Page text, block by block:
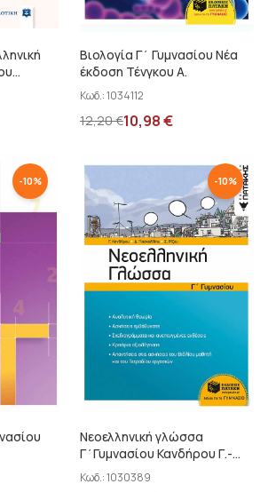
- Σαββάλας Κ. Σπύρος
Γεώργιος
Σ.- Μπαρμπαρή-Σαλαμαστράκη Μ.
Κ.
Βιολογία Γ΄ Γυμνασίου Νέα
έκδοση Τένγκου Α.
Κωδ.:1034112
12,20€10,98€
-10% -10%
Νεοελληνική γλώσσα
Γ΄Γυμνασίου Κανδήρου Γ.-...
Κωδ.:1030389